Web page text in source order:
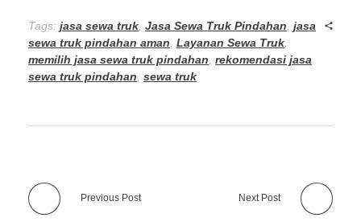
Tags: jasa sewa truk, Jasa Sewa Truk Pindahan, jasa
sewa truk pindahan aman, Layanan Sewa Truk,
memilih jasa sewa truk pindahan, rekomendasi jasa
sewa truk pindahan, sewa truk
Previous Post Next Post